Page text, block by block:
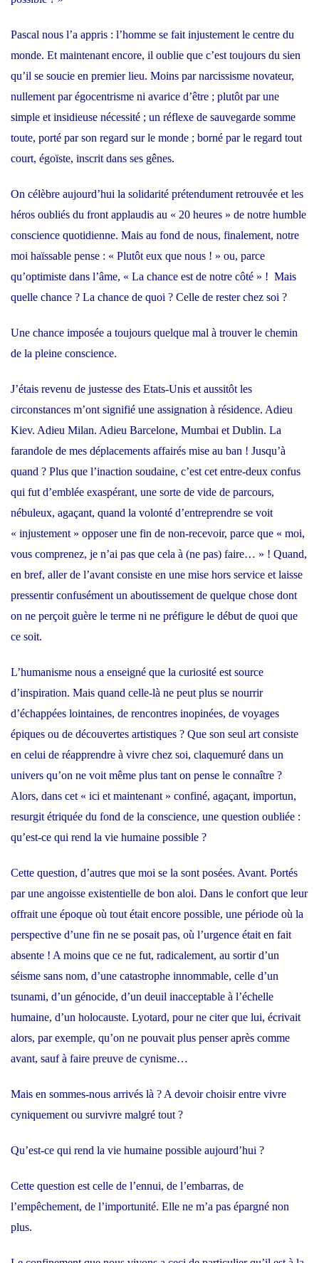
Pascal nous l’a appris : l’homme se fait injustement le centre du
monde. Et maintenant encore, il oublie que c’est toujours du sien
qu’il se soucie en premier lieu. Moins par narcissisme novateur,
nullement par égocentrisme ni avarice d’être ; plutôt par une
simple et insidieuse nécessité ; un réflexe de sauvegarde somme
toute, porté par son regard sur le monde ; borné par le regard tout
court, égoïste, inscrit dans ses gênes.
On célèbre aujourd’hui la solidarité prétendument retrouvée et les
héros oubliés du front applaudis au « 20 heures » de notre humble
conscience quotidienne. Mais au fond de nous, finalement, notre
moi haïssable pense : « Plutôt eux que nous ! » ou, parce
qu’optimiste dans l’âme, « La chance est de notre côté » ! Mais
quelle chance ? La chance de quoi ? Celle de rester chez soi ?
Une chance imposée a toujours quelque mal à trouver le chemin
de la pleine conscience.
J’étais revenu de justesse des Etats-Unis et aussitôt les
circonstances m’ont signifié une assignation à résidence. Adieu
Kiev. Adieu Milan. Adieu Barcelone, Mumbai et Dublin. La
farandole de mes déplacements affairés mise au ban ! Jusqu’à
quand ? Plus que l’inaction soudaine, c’est cet entre-deux confus
qui fut d’emblée exaspérant, une sorte de vide de parcours,
nébuleux, agaçant, quand la volonté d’entreprendre se voit
« injustement » opposer une fin de non-recevoir, parce que « moi,
vous comprenez, je n’ai pas que cela à (ne pas) faire… » ! Quand,
en bref, aller de l’avant consiste en une mise hors service et laisse
pressentir confusément un aboutissement de quelque chose dont
on ne perçoit guère le terme ni ne préfigure le début de quoi que
ce soit.
L’humanisme nous a enseigné que la curiosité est source
d’inspiration. Mais quand celle-là ne peut plus se nourrir
d’échappées lointaines, de rencontres inopinées, de voyages
épiques ou de découvertes artistiques ? Que son seul art consiste
en celui de réapprendre à vivre chez soi, claquemuré dans un
univers qu’on ne voit même plus tant on pense le connaître ?
Alors, dans cet « ici et maintenant » confiné, agaçant, importun,
resurgit étriquée du fond de la conscience, une question oubliée :
qu’est-ce qui rend la vie humaine possible ?
Cette question, d’autres que moi se la sont posées. Avant. Portés
par une angoisse existentielle de bon aloi. Dans le confort que leur
offrait une époque où tout était encore possible, une période où la
perspective d’une fin ne se posait pas, où l’urgence était en fait
absente ! A moins que ce ne fut, radicalement, au sortir d’un
séisme sans nom, d’une catastrophe innommable, celle d’un
tsunami, d’un génocide, d’un deuil inacceptable à l’échelle
humaine, d’un holocauste. Lyotard, pour ne citer que lui, écrivait
alors, par exemple, qu’on ne pouvait plus penser après comme
avant, sauf à faire preuve de cynisme…
Mais en sommes-nous arrivés là ? A devoir choisir entre vivre
cyniquement ou survivre malgré tout ?
Qu’est-ce qui rend la vie humaine possible aujourd’hui ?
Cette question est celle de l’ennui, de l’embarras, de
l’empêchement, de l’importunité. Elle ne m’a pas épargné non
plus.